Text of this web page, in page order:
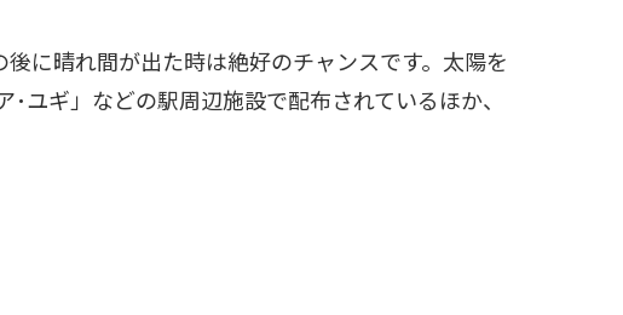
に晴れ間が出た時は絶好のチャンスです。太陽を
ギ」などの駅周辺施設で配布されているほか、